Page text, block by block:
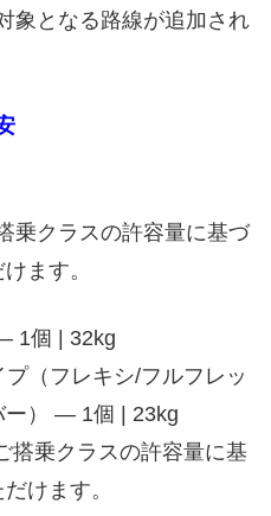
象となる路線が追加され
乗クラスの許容量に基づ
ます。
1個 | 32kg
（フレキシ/フルフレッ
ー） — 1個 | 23kg
搭乗クラスの許容量に基
けます。